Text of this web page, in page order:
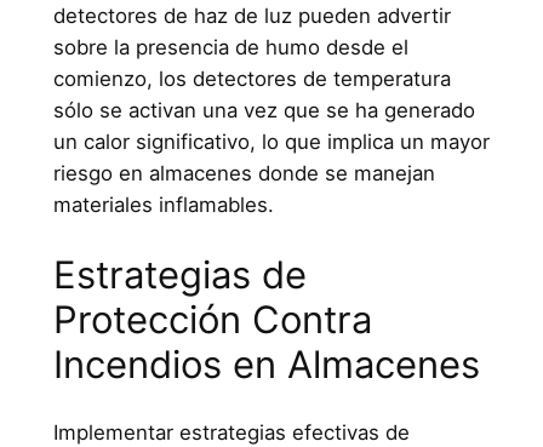
detectores de haz de luz pueden advertir
sobre la presencia de humo desde el
comienzo, los detectores de temperatura
sólo se activan una vez que se ha generado
un calor significativo, lo que implica un mayor
riesgo en almacenes donde se manejan
materiales inflamables.
Estrategias de
Protección Contra
Incendios en Almacenes
Implementar estrategias efectivas de